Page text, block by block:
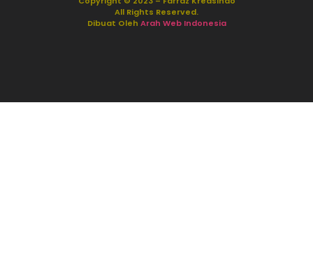
All Rights Reserved.
Dibuat Oleh Arah Web Indonesia